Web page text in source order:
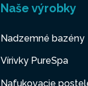
Naše výrobky
Nadzemné bazény
Vírivky PureSpa
Nafukovacie